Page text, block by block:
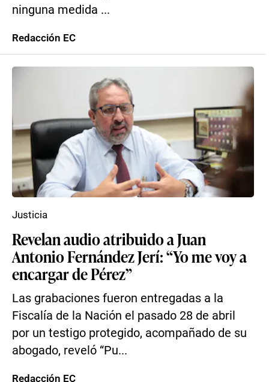
ninguna medida ...
Redacción EC
Revelan audio atribuido a Juan
Antonio Fernández Jerí: “Yo me voy a
encargar de Pérez”
Las grabaciones fueron entregadas a la
Fiscalía de la Nación el pasado 28 de abril
por un testigo protegido, acompañado de su
abogado, reveló “Pu...
Justicia
Redacción EC